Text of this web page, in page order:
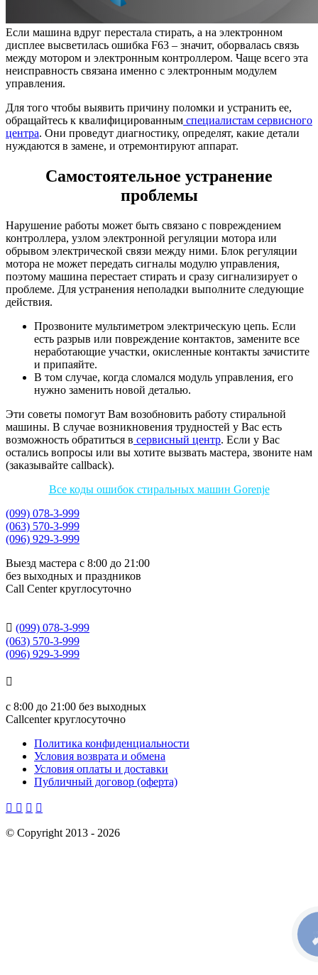
Если машина вдруг перестала стирать, а на электронном
дисплее высветилась ошибка F63 – значит, оборвалась связь
между мотором и электронным контроллером. Чаще всего эта
неисправность связана именно с электронным модулем
управления.
Для того чтобы выявить причину поломки и устранить ее,
обращайтесь к квалифицированным специалистам сервисного
центра. Они проведут диагностику, определят, какие детали
нуждаются в замене, и отремонтируют аппарат.
Самостоятельное устранение
проблемы
Нарушение работы может быть связано с повреждением
контроллера, узлом электронной регуляции мотора или
обрывом электрической связи между ними. Блок регуляции
мотора не может передать сигналы модулю управления,
поэтому машина перестает стирать и сразу сигнализирует о
проблеме. Для устранения неполадки выполните следующие
действия.
Прозвоните мультиметром электрическую цепь. Если
есть разрыв или повреждение контактов, замените все
неработающие участки, окисленные контакты зачистите
и припаяйте.
В том случае, когда сломался модуль управления, его
нужно заменить новой деталью.
Эти советы помогут Вам возобновить работу стиральной
машины. В случае возникновения трудностей у Вас есть
возможность обратиться в сервисный центр. Если у Вас
остались вопросы или вы хотите вызвать мастера, звоните нам
(заказывайте callback).
Все коды ошибок стиральных машин Gorenje
(099) 078-3-999
(063) 570-3-999
(096) 929-3-999
Выезд мастера с 8:00 до 21:00
без выходных и праздников
Сall Сenter круглосуточно
 (099) 078-3-999
(063) 570-3-999
(096) 929-3-999

с 8:00 до 21:00 без выходных
Callcenter круглосуточно
Политика конфиденциальности
Условия возврата и обмена
Условия оплаты и доставки
Публичный договор (оферта)
   
© Copyright 2013 - 2026